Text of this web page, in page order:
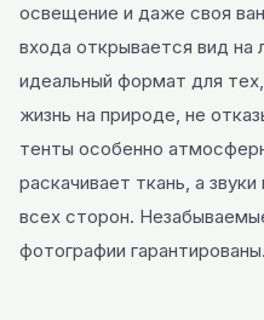
освещение и даже своя
входа открывается вид на
идеальный формат для
жизнь на природе, не
тенты особенно
раскачивает ткань, а
всех сторон.
фотографии гарантированы.